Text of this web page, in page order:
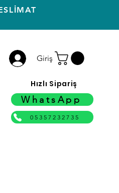
Giriş
Hızlı Sipariş
WhatsApp
05357232735